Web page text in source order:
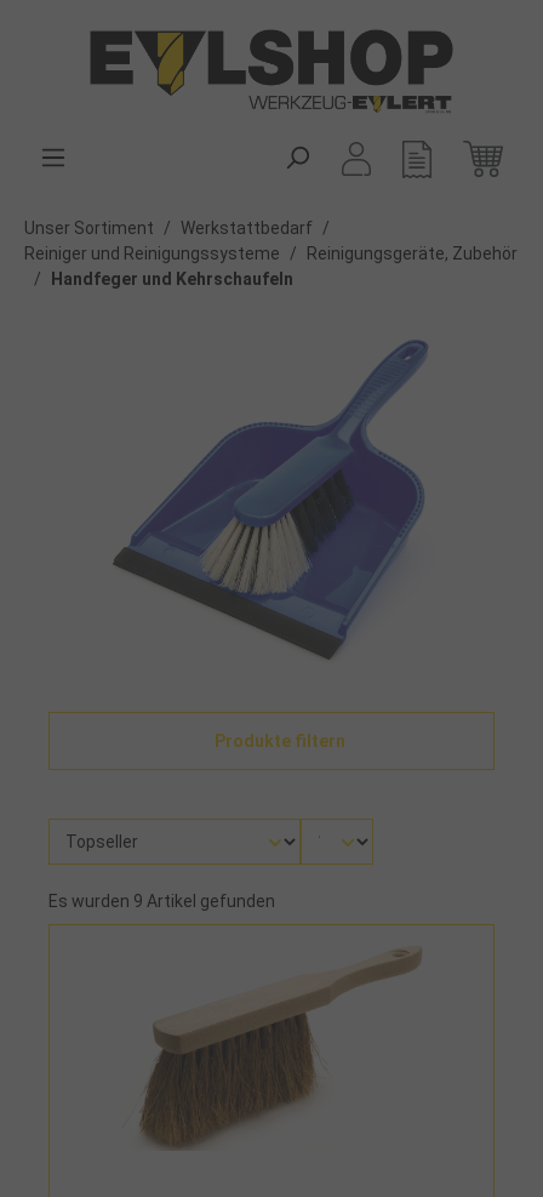
Unser Sortiment / Werkstattbedarf /
Reiniger und Reinigungssysteme
/
Reinigungsgeräte, Zubehör
/
Handfeger und Kehrschaufeln
Produkte filtern
Es wurden 9 Artikel gefunden